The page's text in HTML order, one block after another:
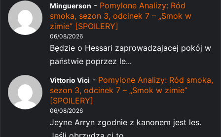
Minguerson - Pomylone Analizy: Ród
smoka, sezon 3, odcinek 7 – „Smok w
zimie” [SPOILERY]
06/08/2026
Będzie o Hessari zaprowadzajacej pokój w
państwie poprzez le...
Vittorio Vici - Pomylone Analizy: Ród smoka,
sezon 3, odcinek 7 – „Smok w zimie”
[SPOILERY]
06/08/2026
Jeyne Arryn zgodnie z kanonem jest les.